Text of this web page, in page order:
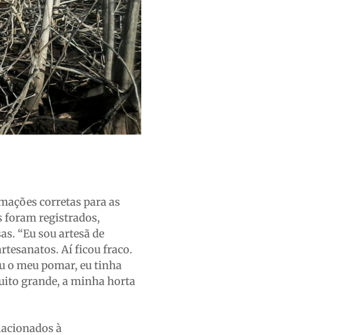
corretas para as
foram registrados,
“Eu sou artesã de
Aí ficou fraco.
o meu pomar, eu tinha
grande, a minha horta
à